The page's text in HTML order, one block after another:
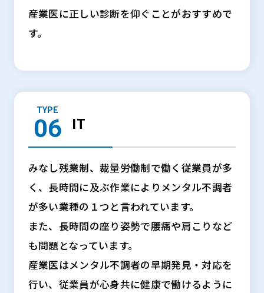
産業医に正しい診断を仰ぐことがおすすめで
す。
TYPE
IT
みなし残業制、裁量労働制で働く従業員が多
く、長時間に及ぶ作業によりメンタル不調者
が多い業種の１つと言われています。
また、長時間の座り姿勢で腰痛や肩こりなど
も問題となっています。
産業医はメンタル不調者の早期発見・対応を
行い、従業員が心身共に健康で働けるように